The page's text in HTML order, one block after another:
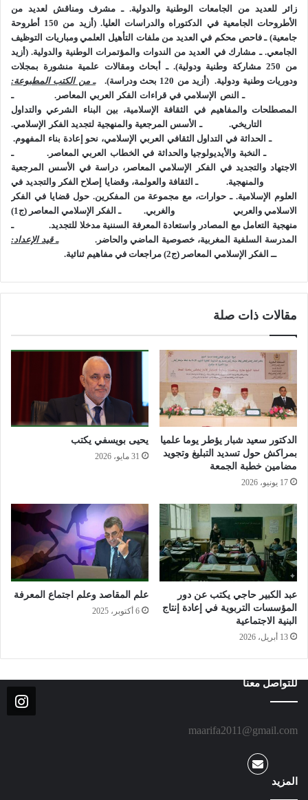
والنزعة الثانية، تُوسع مساحة الاجتهاد حتى تكاد تلغي الدين، مع
ضعف معرفتها بروحه وفلسفته في التشريع، ومنطق بناء الأحكام
أصولا كلية وفروعا جزئية؛ تسعى الى تغليب روح العصر على الدين
ولو بتجاوز القطعي والمحكم فيه؛ وإذا علمنا أن روح العصر اليوم
تحكمها فلسفات ومفردات وسلوكيات، يؤطرها ويوجهها المنظور
الحداثي المادي الغربي، الذي قطع مع قيم الدين الكنسية التي كانت
تكبل حركته، وتعوق فكره ونهضته؛ وجب أن نعلم أن لهذا الاتجاه
كذلك، في ثقافتنا، استعارات أو استنساخ مماثل لسابقه، دون وعي
بسياقاته ومآلاته، وخصوصا في قضايا الحرية والمساواة، المتصلة
بالنزعات الفردانية والمتع اللحظية، ونزعات التملك والربح
والاستهلاك، الى درجة إلغاء كينونة وذاتية الانسان؛ وهذا اختيار يعتبره
كثير من النقاد الغربيين، من مساوئ الحداثة وما بعدها، كما يقدمها
النموذج الغربي تحديدا، ومن سلبياتها التي ينبغي الحد منها وتجاوزها.
ولعل النماذج الآسيوية كانت أكثر توفيقا في استيعاب الحداثة،
باعتبارها تَمَلُّكا للقوة والتقنية والتصنيع، أي تحديثا في البنيات
العريقة في التاريخ، بل استثمرتها لخدمة مسار التنمية وتقوية الذات
الوطنية.
والمطلوب فهم الدين وروح العصر معا،
حيث يشكل روح العصر مدخلاً أساسًا
للتجديد المستمر للخطاب الديني، في
مساحات الحياة المتطورة والمتغيرة،
والتي أوكلها الدين الى الاجتهاد والنظر
العقلي والتقدير المصلحي؛ وحيث يقوم
الدين، من خلال كلياته وقطعياته، في
القيم والأحكام، بدور الهداية والإرشاد،
والتسديد والتصويب، للقصور والاختلال
الذي طبع ويطبع السعي البشري في هذه
الحياة.
والمطلوب فهم الدين وروح العصر معا، حيث يشكل روح العصر مدخلا
والتقدير المصلحي؛ وحيث يقوم الدين، من خلال كلياته وقطعياته، في
القيم والأحكام، بدور الهداية والإرشاد، والتسديد والتصويب، للقصور
ــ المفاهيم الكونية والخصوصيات المحلية.
تجدر الإشارة كذلك، الى مسألة المفاهيم الكونية وتنزيلها في ظل
الخصوصيات المحلية؛ ذلك أن المشترك الكوني والإنساني في ظل
سيادة العولمة أمر لا مفر منه، وليس ثمة من خيار الا دُخوله بالاختيار
زائر للعديد من الجامعات الوطنية والدولية. ـ مشرف ومناقش لعديد من
الأطروحات الجامعية في الدكتوراه والدراسات العليا.
(أزيد من 150 أطروحة
جامعية) ـ فاحص محكم في العديد من ملفات التأهيل العلمي ومباريات التوظيف
الجامعي. ـ مشارك في العديد من الندوات والمؤتمرات الوطنية والدولية. (أزيد
من 250 مشاركة وطنية ودولية).
ـ أبحاث ومقالات علمية منشورة بمجلات
ودوريات وطنية ودولية. (أزيد من 120 بحث ودراسة).
ـ من الكتب المطبوعة:
ـ النص الإسلامي في قراءات الفكر العربي المعاصر.
ـ
المصطلحات والمفاهيم في الثقافة الإسلامية، بين البناء الشرعي والتداول
التاريخي.
ـ الأسس المرجعية والمنهجية لتجديد الفكر الإسلامي.
ـ الحداثة في التداول الثقافي العربي الإسلامي، نحو إعادة بناء المفهوم.
ـ النخبة والأيديولوجيا والحداثة في الخطاب العربي المعاصر.
ـ
الاجتهاد والتجديد في الفكر الإسلامي المعاصر، دراسة في الأسس المرجعية
والمنهجية.
ـ الثقافة والعولمة، وقضايا إصلاح الفكر والتجديد في
العلوم الإسلامية. ـ حوارات، مع مجموعة من المفكرين. حول قضايا في الفكر
الاسلامي والعربي
والغربي.
ـ الفكر الإسلامي المعاصر (ج1)
منهجية التعامل مع المصادر واستعادة المعرفة السننية مدخلا للتجديد.
ـ
المدرسة السلفية المغربية، خصوصية الماضي والحاضر.
ـ قيد الإعداد:
ــ الفكر الإسلامي المعاصر (ج2) مراجعات في مفاهيم ثنائية.
مقالات ذات صلة
الدكتور سعيد شبار يؤطر يوما علميا
بمراكش حول تسديد التبليغ وتجويد
مضامين خطبة الجمعة
17 يونيو، 2026
يحيى بويسفي يكتب
31 مايو، 2026
عبد الكبير حاجي يكتب عن دور
المؤسسات التربوية في إعادة إنتاج
البنية الاجتماعية
13 أبريل، 2026
علم المقاصد وعلم اجتماع المعرفة
6 أكتوبر، 2025
للتواصل معنا
maarifa2011@gmail.com
المزيد